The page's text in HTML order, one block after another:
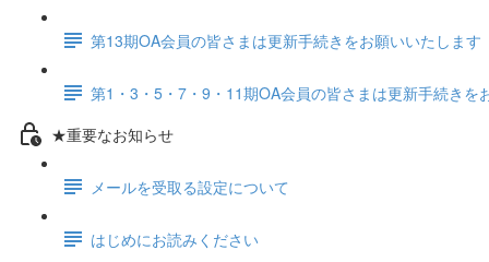
第13期OA会員の皆さまは更新手続きをお願いいたします
第1・3・5・7・9・11期OA会員の皆さまは更新手続きを
★重要なお知らせ
メールを受取る設定について
はじめにお読みください